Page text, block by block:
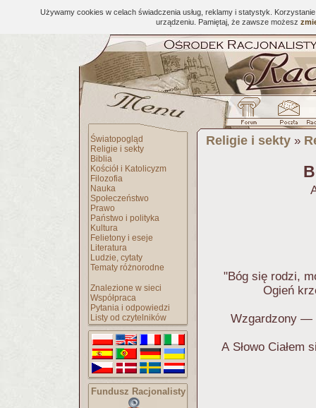
Używamy cookies w celach świadczenia usług, reklamy i statystyk.
urządzeniu. Pamiętaj, że zawsze możesz
Światopogląd
Religie i sekty
Biblia
Kościół i Katolicyzm
Filozofia
Nauka
Społeczeństwo
Prawo
Państwo i polityka
Kultura
Felietony i eseje
Literatura
Ludzie, cytaty
Tematy różnorodne
Znalezione w sieci
Współpraca
Pytania i odpowiedzi
Listy od czytelników
Fundusz Racjonalisty
Religie i sekty »
"Bóg się rodzi,
Ogień
Wzgardzony —
A Słowo Ciałem